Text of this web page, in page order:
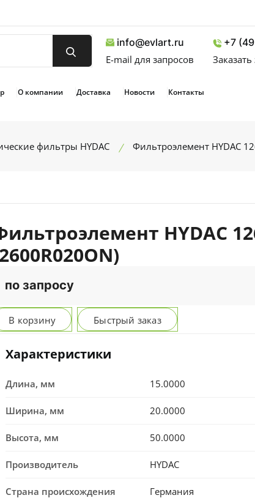
info@evlart.ru
E-mail для запросов
+7
О компании Доставка Новости Контакты
фильтры HYDAC Фильтроэлемент HYDAC
HYDAC
по запросу
В корзину Быстрый заказ
Характеристики
Длина, мм 15.0000
Ширина, мм 20.0000
Высота, мм 50.0000
Производитель HYDAC
Страна происхождения Германия